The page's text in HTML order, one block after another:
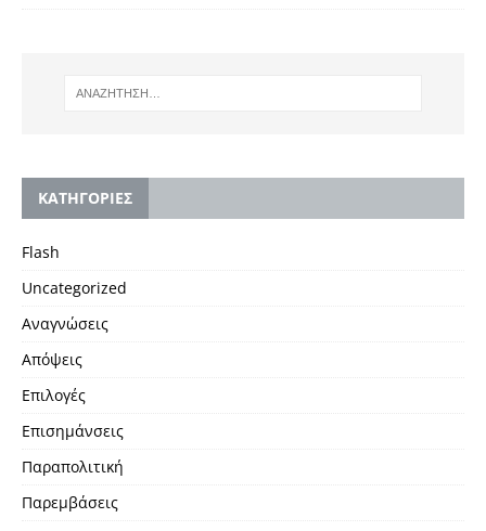
KΑΤΗΓΟΡΙΕΣ
Flash
Uncategorized
Αναγνώσεις
Απόψεις
Επιλογές
Επισημάνσεις
Παραπολιτική
Παρεμβάσεις